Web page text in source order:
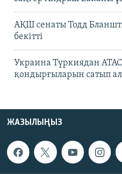
АҚШ сенаты Тодд
бекітті
Украина Түркиядан
қондырғыларын сатып
ЖАЗЫЛЫҢЫЗ